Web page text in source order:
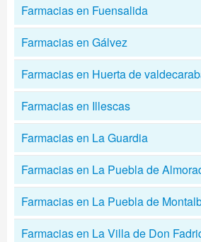
Farmacias en Fuensalida
Farmacias en Gálvez
Farmacias en Huerta de
Farmacias en Illescas
Farmacias en La Guardia
Farmacias en La Puebla de
Farmacias en La Puebla de
Farmacias en La Villa de Don